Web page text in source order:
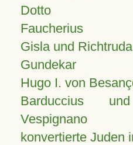
Dotto
Faucherius
Gisla und Richtruda
Gundekar
Hugo I. von
Barduccius
Vespignano
konvertierte Juden